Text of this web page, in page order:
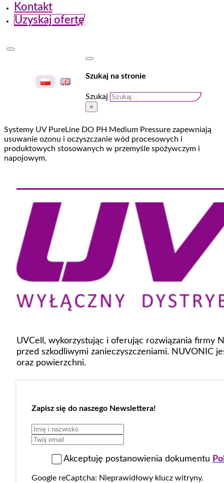
Kontakt
Uzyskaj ofertę
Szukaj na stronie
Szukaj
×
Systemy UV PureLine DO PH Medium Pressure zapewniają
usuwanie ozonu i oczyszczanie wód procesowych i
produktowych stosowanych w przemyśle spożywczym i
napojowym.
UVCell, wykorzystując i oferując rozwiązania firmy
przed szkodliwymi zanieczyszczeniami. NUVONIC
oraz powierzchni.
Zapisz się do naszego Newslettera!
Akceptuję postanowienia dokumentu
Google reCaptcha: Nieprawidłowy klucz witryny.